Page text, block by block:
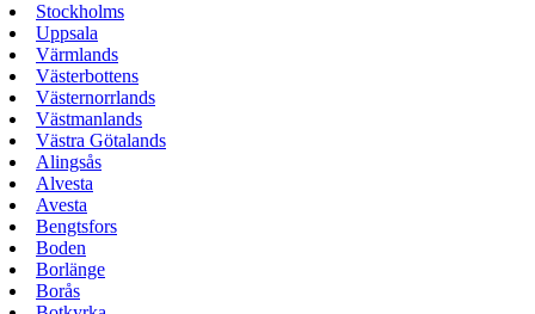
Stockholms
Uppsala
Värmlands
Västerbottens
Västernorrlands
Västmanlands
Västra Götalands
Alingsås
Alvesta
Avesta
Bengtsfors
Boden
Borlänge
Borås